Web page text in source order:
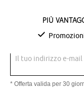
Più
Il tuo indirizzo e-mail
* Offerta valida per 30